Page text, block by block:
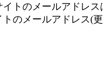
イトのメールアドレ
のメールアドレス(